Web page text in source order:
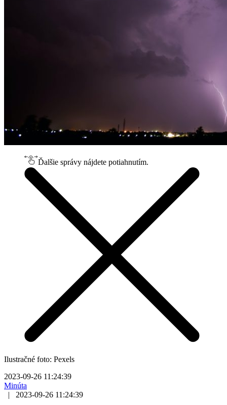
Ďalšie správy nájdete potiahnutím.
Ilustračné foto: Pexels
2023-09-26 11:24:39
Minúta
|
2023-09-26 11:24:39